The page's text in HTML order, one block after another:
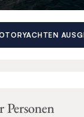
Personen